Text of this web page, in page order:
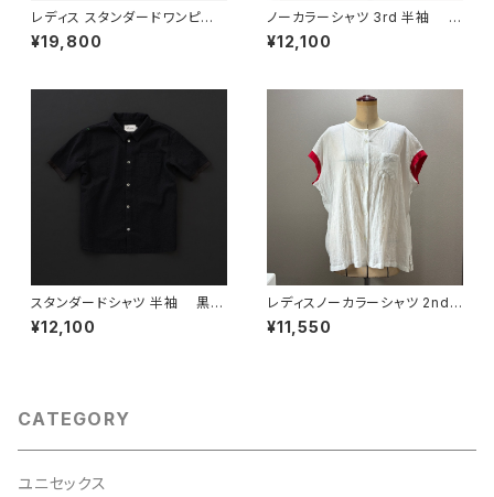
レディス スタンダードワンピー
ス 細ストライプ レッド
¥19,800
ノーカラーシャツ 3rd 半袖 ネ
イビー
¥12,100
スタンダードシャツ 半袖 黒×
黒
¥12,100
レディスノーカラーシャツ 2nd
ノースリーブ 白×赤
¥11,550
CATEGORY
ユニセックス